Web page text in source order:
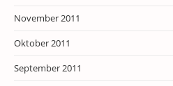
November 2011
Oktober 2011
September 2011